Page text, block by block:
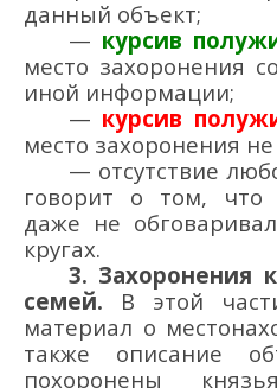
данный объект;
— курсив
место захоронения
иной информации;
— курсив
место захоронения
— отсутствие
говорит о том, что
даже не
кругах.
3. Захоронения
семей. В этой
материал о
также описание
похоронены